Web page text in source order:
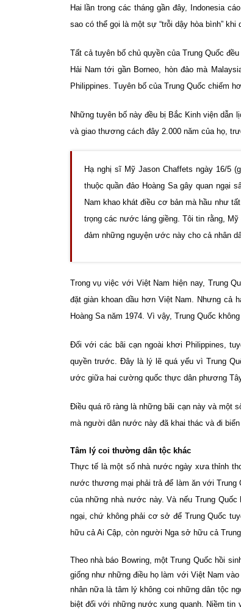
Hai lần trong các tháng gần đây, Indonesia
sao có thể gọi là một sự “trỗi dậy hòa bình”
Tất cả tuyên bố chủ quyền của Trung Quốc
Hải Nam tới gần Borneo, hòn đảo mà
Philippines. Tuyên bố của Trung Quốc chiếm
Những tuyên bố này đều bị Bắc Kinh viện
và giao thương cách đây 2.000 năm của họ,
Hạ nghị sĩ Mỹ Jason Chaffets ngày 16/5
thuộc quần đảo Hoàng Sa gây quan ngại
Nam khao khát điều cơ bản mà hầu như
trọng các nước láng giềng. Tôi tin rằng,
đảm những nguyện ước này cho cả nhân
Trong vụ việc với Việt Nam hiện nay, Trung
đặt giàn khoan dầu hơn Việt Nam. Nhưng cả
Hoàng Sa năm 1974. Vì vậy, Trung Quốc
Đối với các bãi cạn ngoài khơi Philippines,
quyền trước. Đây là lý lẽ quá yếu vì Trung
ước giữa hai cường quốc thực dân phương
Điều quá rõ ràng là những bãi cạn này và một
mà người dân nước này đã khai thác và đi
Tâm lý coi thường dân tộc khác
Thực tế là một số nhà nước ngày xưa thỉnh
nước thương mại phải trả để làm ăn với Trung
của những nhà nước này. Và nếu Trung
ngại, chứ không phải cơ sở để Trung Quốc
hữu cả Ai Cập, còn người Nga sở hữu cả
Theo nhà báo Bowring, một Trung Quốc hồi
giống như những điều họ làm với Việt Nam
nhân nữa là tâm lý không coi những dân tộc
biệt đối với những nước xung quanh. Niềm tin